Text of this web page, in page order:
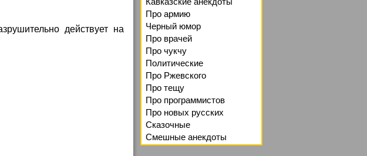
действует на
Про армию
Черный юмор
Про врачей
Про чукчу
Политические
Про Ржевского
Про тещу
Про программистов
Про новых русских
Сказочные
Смешные анекдоты